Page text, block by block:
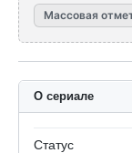
Массовая
О сериале
Статус